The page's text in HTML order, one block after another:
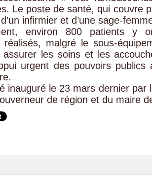
Le poste de santé, qui couvre
infirmier et d’une sage-
environ 800 patients y
réalisés, malgré le sous-
assurer les soins et les
urgent des pouvoirs
inauguré le 23 mars dernier par
de région et du maire